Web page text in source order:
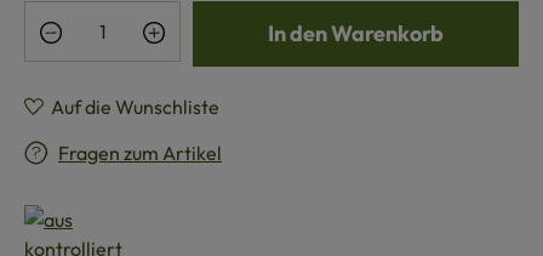
Produkt Anzahl: Gib den gewünschten
In den Warenkorb
Auf die Wunschliste
Fragen zum Artikel